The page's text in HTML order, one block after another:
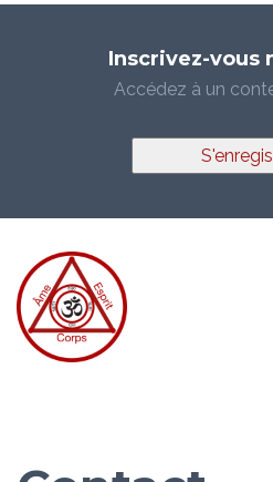
Inscrivez-vous
Accédez à un